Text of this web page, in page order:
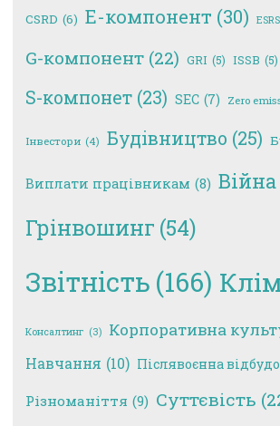
CSRD (6) E-компонент (30) ESRS
G-компонент (22) GRI (5) ISSB (5)
S-компонет (23) SEC (7) Zero
Інвестори (4) Будівництво (25)
Виплати працівникам (8) Війна
Грінвошинг (54)
Звітність (166)
Консалтинг (3) Корпоративна
Навчання (10) Післявоєнна
Різноманіття (9) Суттєвість